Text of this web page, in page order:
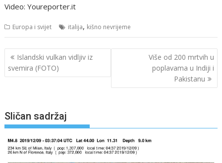
Video: Youreporter.it
Europa i svijet italija, kišno nevrijeme
Navigacija
objava
Islandski vulkan vidljiv iz
svemira (FOTO)
Više od 200 mrtvih u
poplavama u Indiji i
Pakistanu
Sličan sadržaj